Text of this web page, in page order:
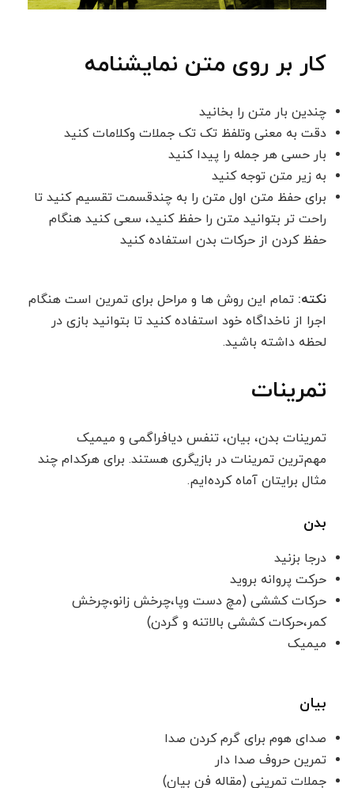
کار بر روی متن نمایشنامه
چندین بار متن را بخانید
دقت به معنی وتلفظ تک تک جملات وکلامات کنید
بار حسی هر جمله را پیدا کنید
به زیر متن توجه کنید
برای حفظ متن اول متن را به چندقسمت تقسیم کنید تا
راحت تر بتوانید متن را حفظ کنید، سعی کنید هنگام
حفظ کردن از حرکات بدن استفاده کنید
نکته: تمام این روش ها و مراحل برای تمرین است هنگام
اجرا از ناخداگاه خود استفاده کنید تا بتوانید بازی در
لحظه داشته باشید.
تمرینات
تمرینات بدن، بیان، تنفس دیافراگمی و میمیک
مهم‌ترین تمرینات در بازیگری هستند. برای هرکدام چند
مثال برایتان آماه کرده‌ایم.
بدن
درجا بزنید
حرکت پروانه بروید
حرکات کششی (مچ دست وپا،چرخش زانو،چرخش
کمر،حرکات کششی بالاتنه و گردن)
میمیک
بیان
صدای هوم برای گرم کردن صدا
تمرین حروف صدا دار
جملات تمرینی (مقاله فن بیان)